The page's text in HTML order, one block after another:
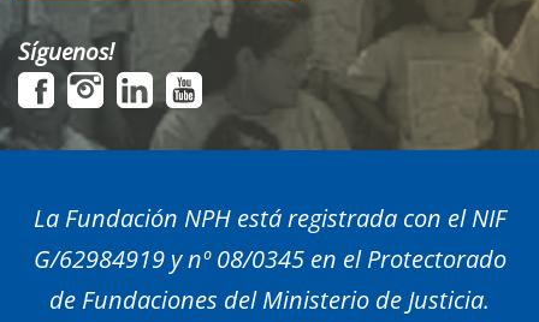
Síguenos!
La Fundación NPH está registrada con el NIF
G/62984919 y nº 08/0345 en el Protectorado
de Fundaciones del Ministerio de Justicia.